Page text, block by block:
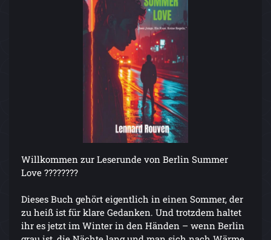
Willkommen zur Leserunde von Berlin Summer
Love ????️????
Dieses Buch gehört eigentlich in einen Sommer, der
zu heiß ist für klare Gedanken. Und trotzdem haltet
ihr es jetzt im Winter in den Händen – wenn Berlin